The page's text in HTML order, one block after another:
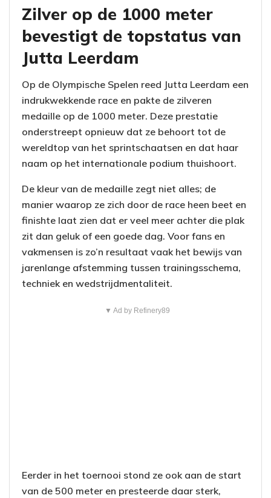
Zilver op de 1000 meter
bevestigt de topstatus van
Jutta Leerdam
Op de Olympische Spelen reed Jutta Leerdam een
indrukwekkende race en pakte de zilveren
medaille op de 1000 meter. Deze prestatie
onderstreept opnieuw dat ze behoort tot de
wereldtop van het sprintschaatsen en dat haar
naam op het internationale podium thuishoort.
De kleur van de medaille zegt niet alles; de
manier waarop ze zich door de race heen beet en
finishte laat zien dat er veel meer achter die plak
zit dan geluk of een goede dag. Voor fans en
vakmensen is zo’n resultaat vaak het bewijs van
jarenlange afstemming tussen trainingsschema,
techniek en wedstrijdmentaliteit.
▼ Ad by Refinery89
Eerder in het toernooi stond ze ook aan de start
van de 500 meter en presteerde daar sterk,